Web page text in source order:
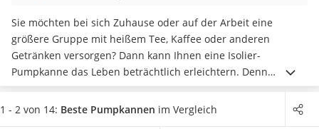
AEG-Waschmaschine
Saug-Wisch-Roboter
Handstaubsauger
Milchaufschäumer
Kondenstrockner
Reiskocher
Sie möchten bei sich Zuhause oder auf der Arbeit eine
größere Gruppe mit heißem Tee, Kaffee oder anderen
Getränken versorgen? Dann kann Ihnen eine Isolier-
Pumpkanne das Leben beträchtlich erleichtern. Denn
einerseits kann siegroße Mengen Flüssigkeit viele Stunden
warm oder kalt halten. Andererseits können Sie beim
1 - 2 von 14: Beste Pumpkannen im Vergleich